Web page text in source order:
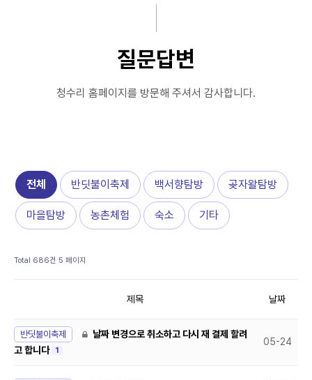
동영상갤러리
질문답변
청수리 홈페이지를 방문해 주셔서 감사합니다.
전체 반딧불이축제 백서향탐방 곶자왈탐방
마을탐방 농촌체험 숙소 기타
Total 686건 5 페이지
제목 날짜
반딧불이축제
날짜 변경으로 취소하고 다시 재 결제 할려
고 합니다
1
05-24